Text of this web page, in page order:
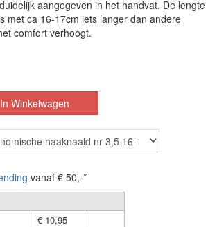
aangegeven in het handvat. De lengte
met ca 16-17cm iets langer dan andere
comfort verhoogt.
vanaf € 50,-*
€ 10,95